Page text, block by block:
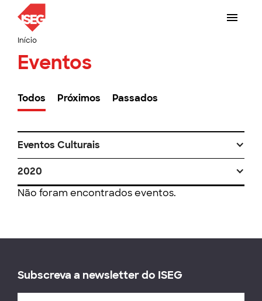
Início
Eventos
Todos Próximos Passados
Eventos Culturais
2020
Não foram encontrados eventos.
Subscreva a newsletter do ISEG